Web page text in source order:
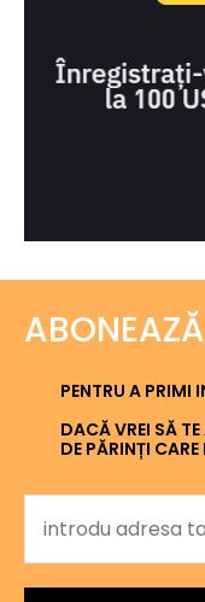
PENTRU A PRIMI
DACĂ VREI SĂ
DE PĂRINȚI